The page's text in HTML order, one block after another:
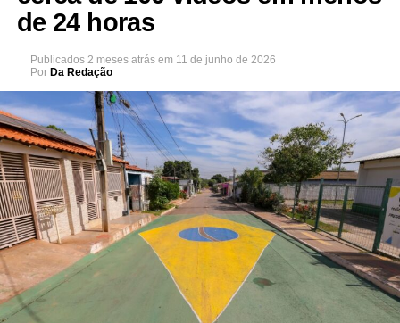
de 24 horas
Publicados 2 meses atrás em 11 de junho de 2026
Por Da Redação